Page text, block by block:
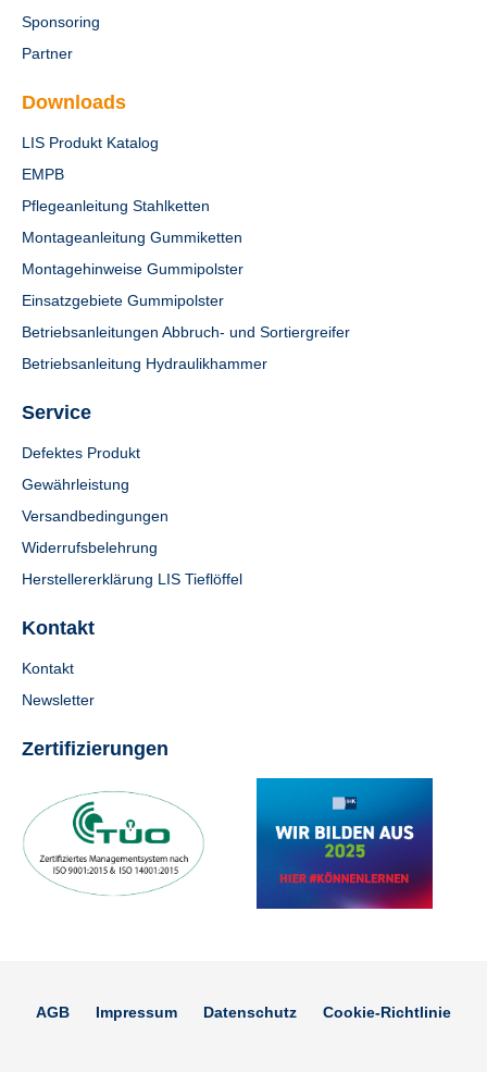
Sponsoring
Partner
Downloads
LIS Produkt Katalog
EMPB
Pflegeanleitung Stahlketten
Montageanleitung Gummiketten
Montagehinweise Gummipolster
Einsatzgebiete Gummipolster
Betriebsanleitungen Abbruch- und Sortiergreifer
Betriebsanleitung Hydraulikhammer
Service
Defektes Produkt
Gewährleistung
Versandbedingungen
Widerrufsbelehrung
Herstellererklärung LIS Tieflöffel
Kontakt
Kontakt
Newsletter
Zertifizierungen
AGB Impressum Datenschutz Cookie-Richtlinie